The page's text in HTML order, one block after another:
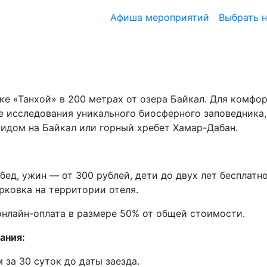
Афиша мероприятий Выбрать
«Танхой» в 200 метрах от озера Байкал. Для
уникального биосферного
на Байкал или горный хребет Хамар-Дабан.
ужин — от 300 рублей, дети до двух лет
на территории отеля.
оплата в размере 50% от общей стоимости.
за 30 суток до даты заезда.